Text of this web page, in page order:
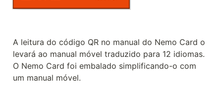
A leitura do código QR no manual do Nemo Card o
levará ao manual móvel traduzido para 12 idiomas.
O Nemo Card foi embalado simplificando-o com
um manual móvel.